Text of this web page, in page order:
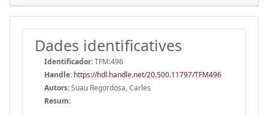
Dades identificatives
Identificador:TFM:496
Handle: https://hdl.handle.net/20.500.11797/TFM496
Autors:Suau Regordosa, Carles
Resum: